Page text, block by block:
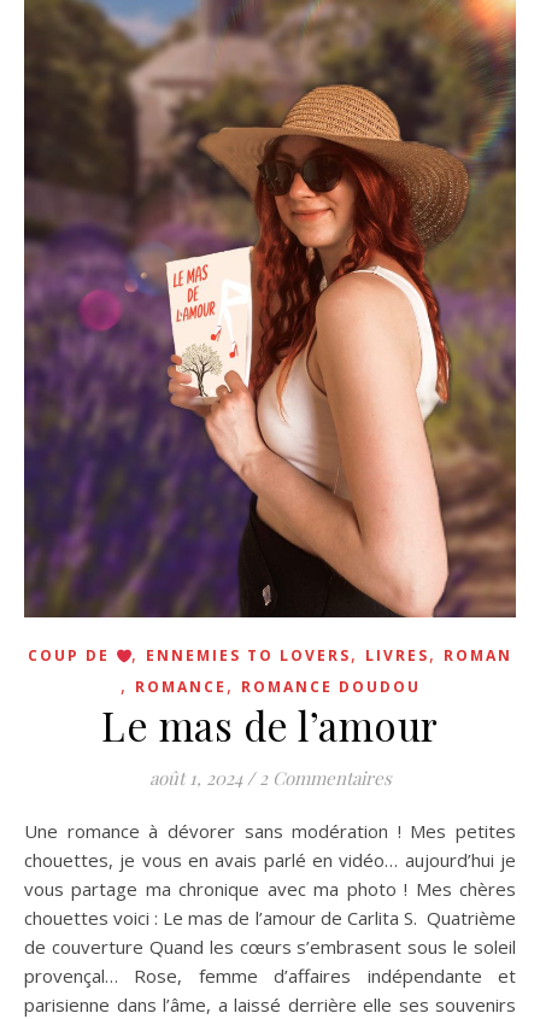
COUP DE , ENNEMIES TO LOVERS, LIVRES, ROMAN
, ROMANCE , ROMANCE DOUDOU
Le mas de l’amour
août 1, 2024 / 2 Commentaires
Une romance à dévorer sans modération ! Mes petites
chouettes, je vous en avais parlé en vidéo… aujourd’hui je
vous partage ma chronique avec ma photo ! Mes chères
chouettes voici : Le mas de l’amour de Carlita S. Quatrième
de couverture Quand les cœurs s’embrasent sous le soleil
provençal… Rose, femme d’affaires indépendante et
parisienne dans l’âme, a laissé derrière elle ses souvenirs